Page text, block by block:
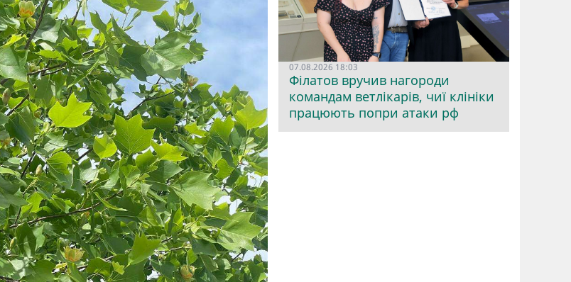
07.08.2026 18:03
Філатов вручив нагороди
командам ветлікарів, чиї клініки
працюють попри атаки рф